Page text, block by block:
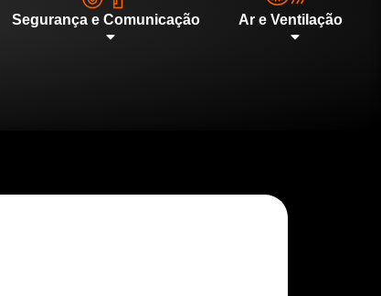
Segurança e Comunicação Ar e Ventilação